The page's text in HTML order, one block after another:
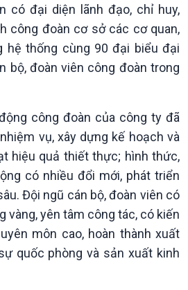
Thế giới
Tin thế giới
Vấn đề quốc tế
Hồ sơ sự kiện quốc tế
Thế giới & Việt Nam
Biên cương - Một dải vững
có đại diện lãnh đạo, chỉ huy,
công đoàn cơ sở các cơ quan,
hệ thống cùng 90 đại biểu đại
bộ, đoàn viên công đoàn trong
công đoàn của công ty đã
vụ, xây dựng kế hoạch và
hiệu quả thiết thực; hình thức,
có nhiều đổi mới, phát triển
Đội ngũ cán bộ, đoàn viên có
vàng, yên tâm công tác, có kiến
môn cao, hoàn thành xuất
quốc phòng và sản xuất kinh